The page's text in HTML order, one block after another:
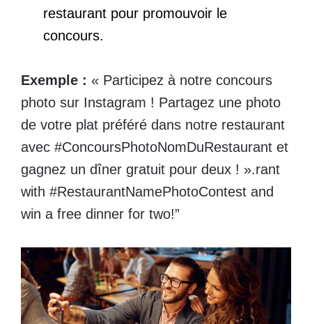
restaurant pour promouvoir le
concours.
Exemple : « Participez à notre concours
photo sur Instagram ! Partagez une photo
de votre plat préféré dans notre restaurant
avec #ConcoursPhotoNomDuRestaurant et
gagnez un dîner gratuit pour deux ! ».rant
with #RestaurantNamePhotoContest and
win a free dinner for two!”